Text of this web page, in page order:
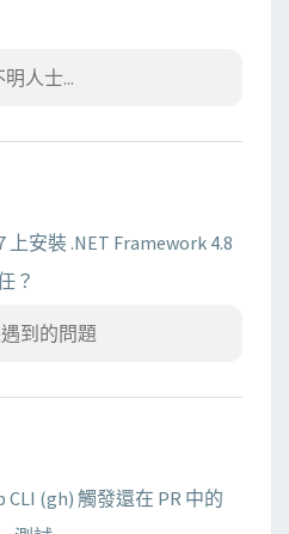
人士...
上安裝 .NET Framework 4.8
？
到的問題
(gh) 觸發還在 PR 中的